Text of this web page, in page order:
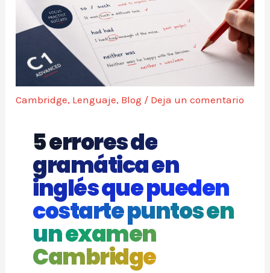
Cambridge, Lenguaje, Blog / Deja un comentario
5 errores de
gramática en
inglés que pueden
costarte puntos en
un examen
Cambridge